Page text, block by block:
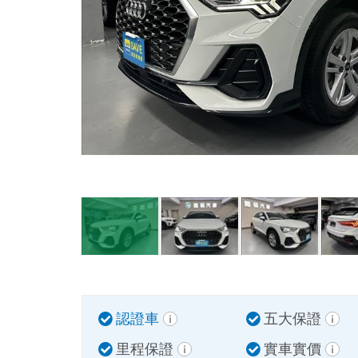
認證車
五大保證
里程保證
實車實價